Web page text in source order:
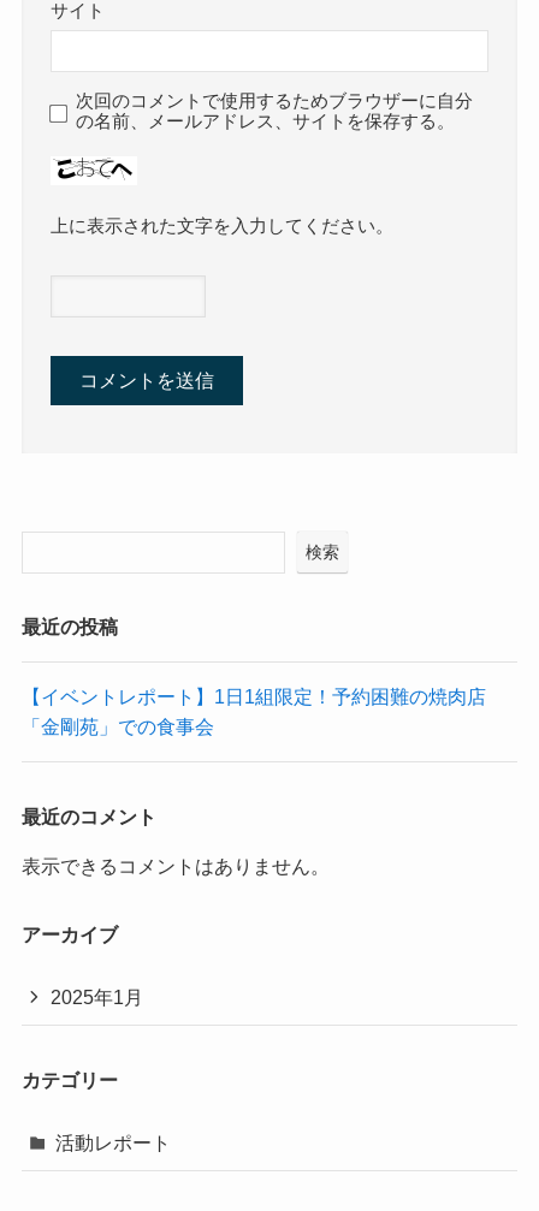
サイト
次回のコメントで使用するためブラウザーに自分
の名前、メールアドレス、サイトを保存する。
上に表示された文字を入力してください。
検索
最近の投稿
【イベントレポート】1日1組限定！予約困難の焼肉店
「金剛苑」での食事会
最近のコメント
表示できるコメントはありません。
アーカイブ
2025年1月
カテゴリー
活動レポート